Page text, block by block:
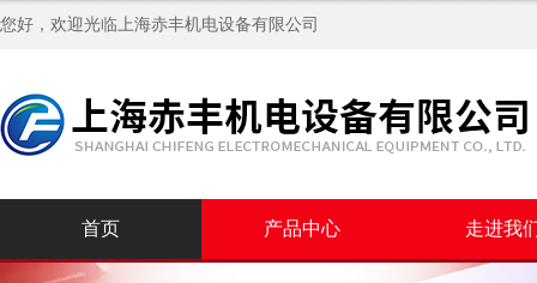
您好，欢迎光临上海赤丰机电设备有限公司
首页 产品中心 走进我